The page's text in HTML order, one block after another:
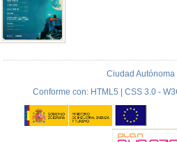
Ciudad
Conforme con: HTML5 | CSS 3.0 -